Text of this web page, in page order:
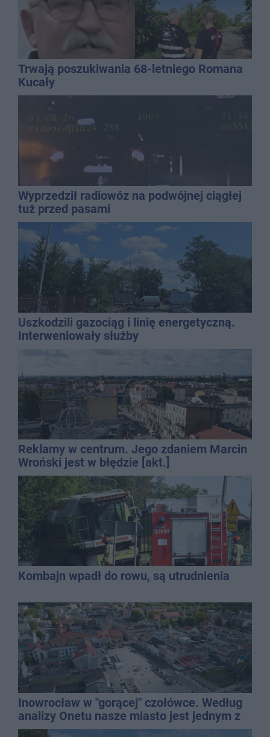
Trwają poszukiwania 68-letniego Romana
Kucały
Wyprzedził radiowóz na podwójnej ciągłej
tuż przed pasami
Uszkodzili gazociąg i linię energetyczną.
Interweniowały służby
Reklamy w centrum. Jego zdaniem Marcin
Wroński jest w błędzie [akt.]
Kombajn wpadł do rowu, są utrudnienia
Inowrocław w "gorącej" czołówce. Według
analizy Onetu nasze miasto jest jednym z
najbardziej narażonych na upały